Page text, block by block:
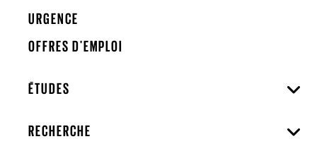
URGENCE
OFFRES D'EMPLOI
ÉTUDES
RECHERCHE